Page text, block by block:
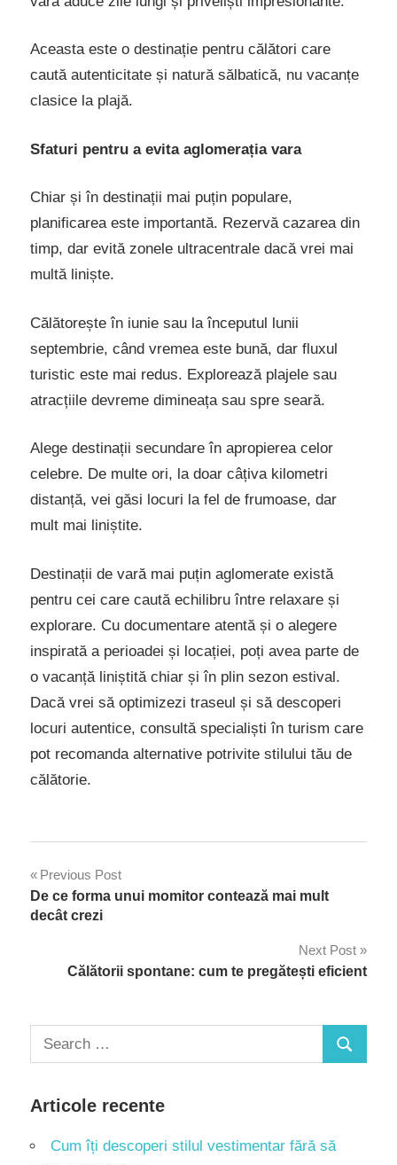
Aceasta este o destinație pentru călători care
caută autenticitate și natură sălbatică, nu vacanțe
clasice la plajă.
Sfaturi pentru a evita aglomerația vara
Chiar și în destinații mai puțin populare,
planificarea este importantă. Rezervă cazarea din
timp, dar evită zonele ultracentrale dacă vrei mai
multă liniște.
Călătorește în iunie sau la începutul lunii
septembrie, când vremea este bună, dar fluxul
turistic este mai redus. Explorează plajele sau
atracțiile devreme dimineața sau spre seară.
Alege destinații secundare în apropierea celor
celebre. De multe ori, la doar câțiva kilometri
distanță, vei găsi locuri la fel de frumoase, dar
mult mai liniștite.
Destinații de vară mai puțin aglomerate există
pentru cei care caută echilibru între relaxare și
explorare. Cu documentare atentă și o alegere
inspirată a perioadei și locației, poți avea parte de
o vacanță liniștită chiar și în plin sezon estival.
Dacă vrei să optimizezi traseul și să descoperi
locuri autentice, consultă specialiști în turism care
pot recomanda alternative potrivite stilului tău de
călătorie.
Navigare
în
Previous Post
De ce forma unui momitor contează mai mult
decât crezi
Next Post
Călătorii spontane: cum te pregătești eficient
Search
for:
Search
Articole recente
Cum îți descoperi stilul vestimentar fără să